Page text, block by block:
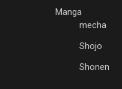
Manga
mecha
Shojo
Shonen